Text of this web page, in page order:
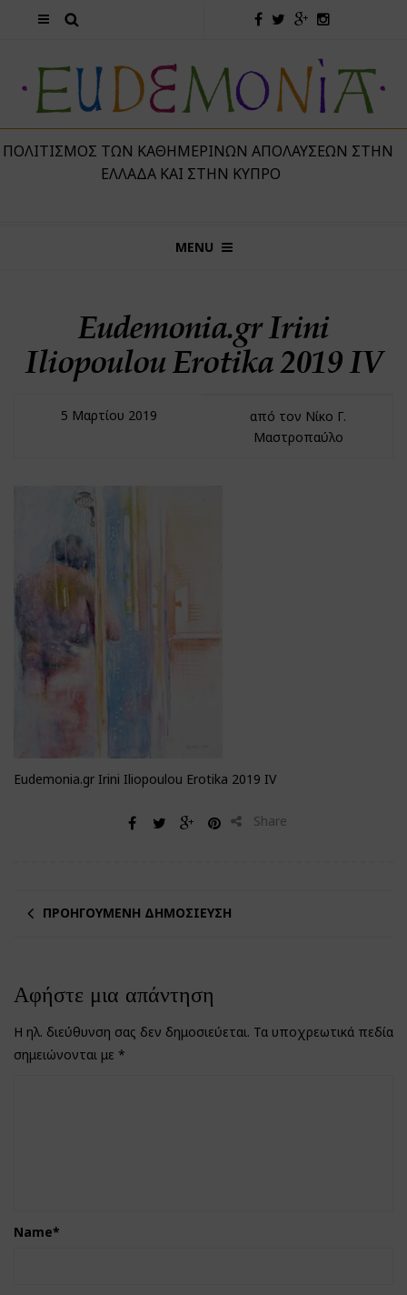
ΤΩΝ ΚΑΘΗΜΕΡΙΝΏΝ ΑΠΟΛΑΎΣΕΩΝ ΣΤΗΝ
ΕΛΛΆΔΑ ΚΑΙ ΣΤΗΝ ΚΎΠΡΟ
MENU
Eudemonia.gr Irini
Iliopoulou Erotika 2019 IV
5 Μαρτίου 2019
από τον Νίκο Γ.
Μαστροπαύλο
Eudemonia.gr Irini Iliopoulou Erotika 2019 IV
Share
ΠΡΟΗΓΟΎΜΕΝΗ ΔΗΜΟΣΊΕΥΣΗ
Αφήστε μια απάντηση
Η ηλ. διεύθυνση σας δεν δημοσιεύεται. Τα υποχρεωτικά πεδία
σημειώνονται με *
Name*